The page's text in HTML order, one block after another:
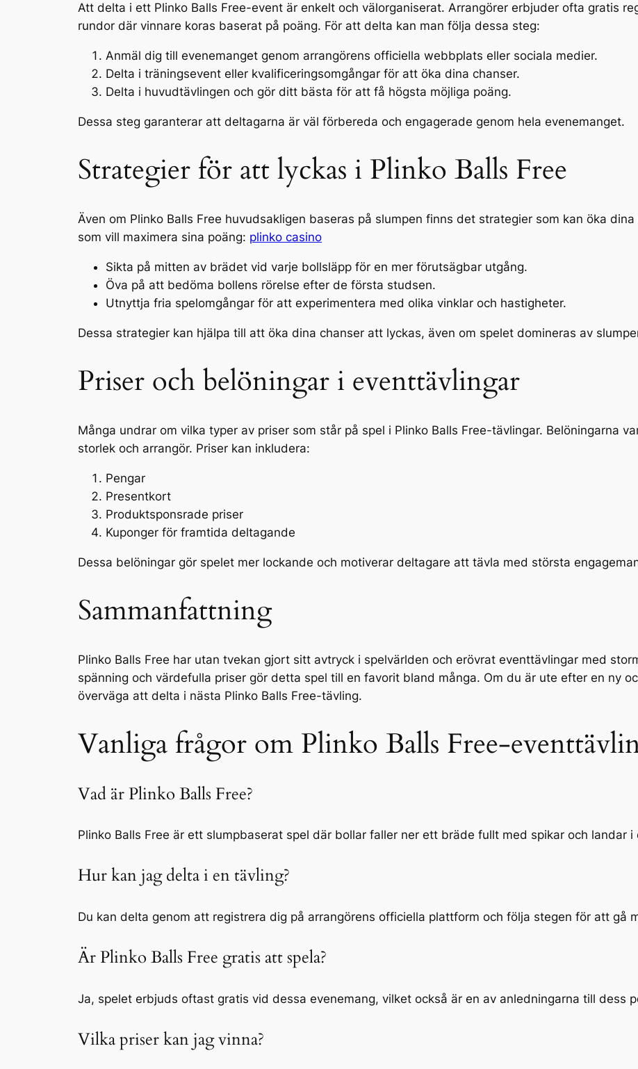
Att delta i ett Plinko Balls Free-event är enkelt och välorganiserat. Arrangörer erbjuder ofta gratis
rundor där vinnare koras baserat på poäng. För att delta kan man följa dessa steg:
Anmäl dig till evenemanget genom arrangörens officiella webbplats eller sociala medier.
Delta i träningsevent eller kvalificeringsomgångar för att öka dina chanser.
Delta i huvudtävlingen och gör ditt bästa för att få högsta möjliga poäng.
Dessa steg garanterar att deltagarna är väl förbereda och engagerade genom hela evenemanget.
Strategier för att lyckas i Plinko Balls Free
Även om Plinko Balls Free huvudsakligen baseras på slumpen finns det strategier som kan öka
som vill maximera sina poäng: plinko casino
Sikta på mitten av brädet vid varje bollsläpp för en mer förutsägbar utgång.
Öva på att bedöma bollens rörelse efter de första studsen.
Utnyttja fria spelomgångar för att experimentera med olika vinklar och hastigheter.
Dessa strategier kan hjälpa till att öka dina chanser att lyckas, även om spelet domineras av
Priser och belöningar i eventtävlingar
Många undrar om vilka typer av priser som står på spel i Plinko Balls Free-tävlingar. Belöningarna
storlek och arrangör. Priser kan inkludera:
Pengar
Presentkort
Produktsponsrade priser
Kuponger för framtida deltagande
Dessa belöningar gör spelet mer lockande och motiverar deltagare att tävla med största
Sammanfattning
Plinko Balls Free har utan tvekan gjort sitt avtryck i spelvärlden och erövrat eventtävlingar med
spänning och värdefulla priser gör detta spel till en favorit bland många. Om du är ute efter en ny
överväga att delta i nästa Plinko Balls Free-tävling.
Vanliga frågor om Plinko Balls Free-
Vad är Plinko Balls Free?
Plinko Balls Free är ett slumpbaserat spel där bollar faller ner ett bräde fullt med spikar och landar
Hur kan jag delta i en tävling?
Du kan delta genom att registrera dig på arrangörens officiella plattform och följa stegen för att gå
Är Plinko Balls Free gratis att spela?
Ja, spelet erbjuds oftast gratis vid dessa evenemang, vilket också är en av anledningarna till dess
Vilka priser kan jag vinna?